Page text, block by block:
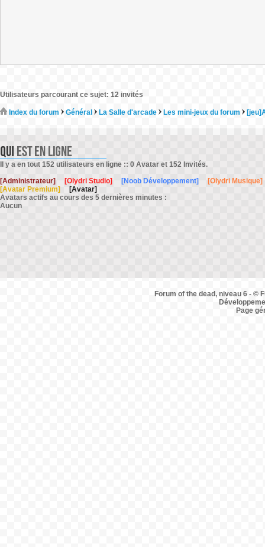
Utilisateurs parcourant ce sujet: 12 invités
Index du forum Général La Salle d'arcade Les mini-jeux du forum
Il y a en tout 152 utilisateurs en ligne :: 0 Avatar et 152 Invités.
[Administrateur]
[Olydri Studio] [Noob Développement]
[Olydri Musique]
[Avatar Premium]
[Avatar]
Avatars actifs au cours des 5 dernières minutes :
Aucun
Forum of the dead, niveau 6 - ©
Page